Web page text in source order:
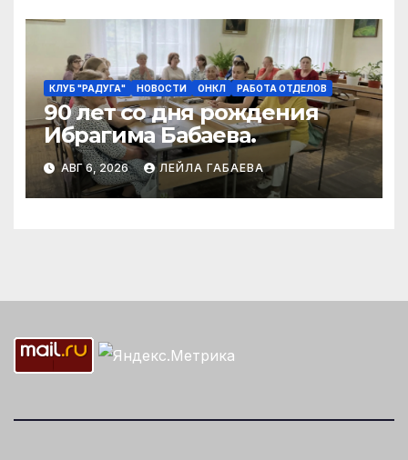
КЛУБ "РАДУГА" НОВОСТИ ОНКЛ РАБОТА ОТДЕЛОВ
90 лет со дня рождения
Ибрагима Бабаева.
АВГ 6, 2026 ЛЕЙЛА ГАБАЕВА